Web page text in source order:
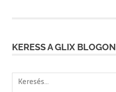
KERESS A GLIX BLOGON
Keresés: